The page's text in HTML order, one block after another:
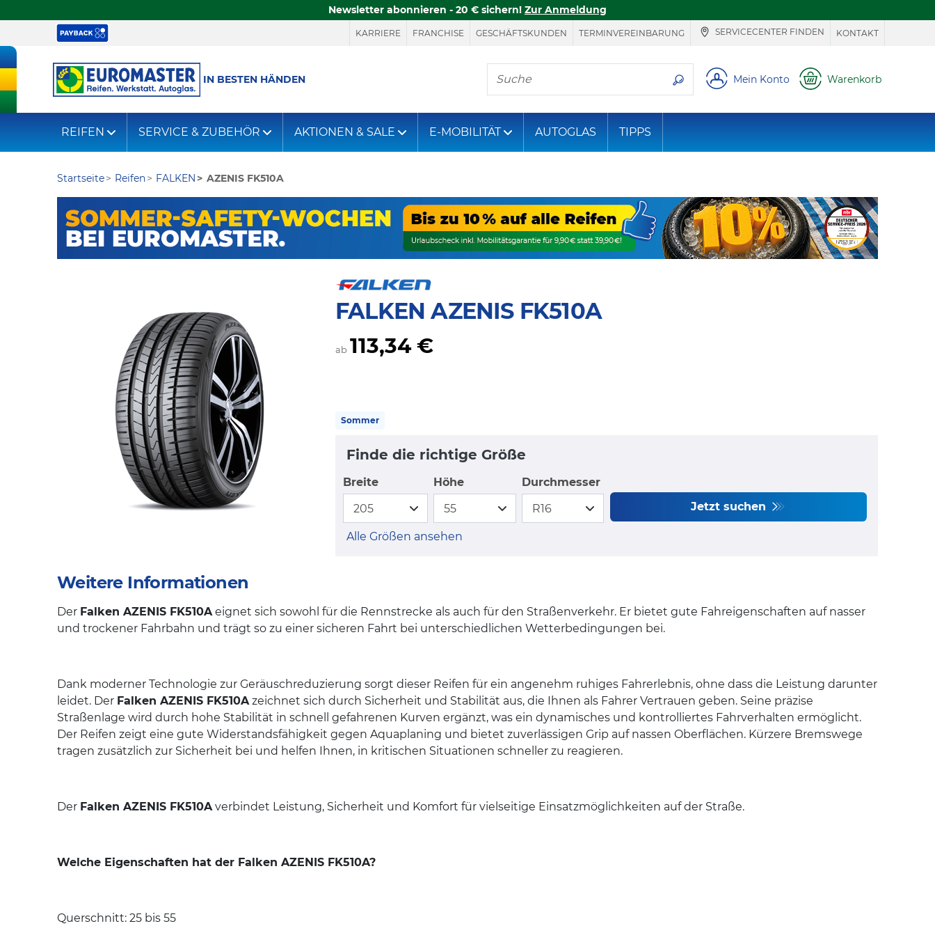
Newsletter abonnieren - 20 € sichern! Zur Anmeldung
KARRIERE FRANCHISE GESCHÄFTSKUNDEN TERMINVEREINBARUNG SERVICECENTER FINDEN KONTAKT
IN BESTEN HÄNDEN
Hier finden Sie, was Sie suchen
Mein Konto Warenkorb
REIFEN SERVICE & ZUBEHÖR AKTIONEN & SALE E-MOBILITÄT AUTOGLAS TIPPS
Startseite Reifen FALKEN AZENIS FK510A
FALKEN AZENIS FK510A
ab 113,34 €
Sommer
Finde die richtige Größe
Breite Höhe
Durchmesser
Jetzt suchen
Alle Größen ansehen
Weitere Informationen
Der Falken AZENIS FK510Aeignet sich sowohl für die Rennstrecke als auch für den Straßenverkehr. Er bietet gute Fahreigenschaften auf nasser
und trockener Fahrbahn und trägt so zu einer sicheren Fahrt bei unterschiedlichen Wetterbedingungen bei.
Dank moderner Technologie zur Geräuschreduzierung sorgt dieser Reifen für ein angenehm ruhiges Fahrerlebnis, ohne dass die Leistung darunter
leidet. Der Falken AZENIS FK510Azeichnet sich durch Sicherheit und Stabilität aus, die Ihnen als Fahrer Vertrauen geben. Seine präzise
Straßenlage wird durch hohe Stabilität in schnell gefahrenen Kurven ergänzt, was ein dynamisches und kontrolliertes Fahrverhalten ermöglicht.
Der Reifen zeigt eine gute Widerstandsfähigkeit gegen Aquaplaning und bietet zuverlässigen Grip auf nassen Oberflächen. Kürzere Bremswege
tragen zusätzlich zur Sicherheit bei und helfen Ihnen, in kritischen Situationen schneller zu reagieren.
Der Falken AZENIS FK510Averbindet Leistung, Sicherheit und Komfort für vielseitige Einsatzmöglichkeiten auf der Straße.
Welche Eigenschaften hat der Falken AZENIS FK510A?
Querschnitt: 25 bis 55